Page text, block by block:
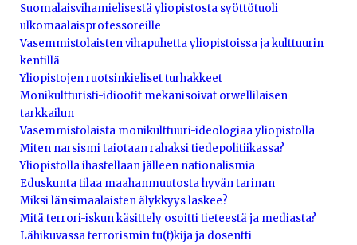
Suomalaisvihamielisestä yliopistosta syöttötuoli
ulkomaalaisprofessoreille
Vasemmistolaisten vihapuhetta yliopistoissa ja kulttuurin
kentillä
Yliopistojen ruotsinkieliset turhakkeet
Monikultturisti-idiootit mekanisoivat orwellilaisen
tarkkailun
Vasemmistolaista monikulttuuri-ideologiaa yliopistolla
Miten narsismi taiotaan rahaksi tiedepolitiikassa?
Yliopistolla ihastellaan jälleen nationalismia
Eduskunta tilaa maahanmuutosta hyvän tarinan
Miksi länsimaalaisten älykkyys laskee?
Mitä terrori-iskun käsittely osoitti tieteestä ja mediasta?
Lähikuvassa terrorismin tu(t)kija ja dosentti